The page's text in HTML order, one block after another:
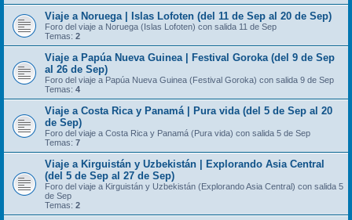
Viaje a Noruega | Islas Lofoten (del 11 de Sep al 20 de Sep)
Foro del viaje a Noruega (Islas Lofoten) con salida 11 de Sep
Temas: 2
Viaje a Papúa Nueva Guinea | Festival Goroka (del 9 de Sep
al 26 de Sep)
Foro del viaje a Papúa Nueva Guinea (Festival Goroka) con salida 9 de Sep
Temas: 4
Viaje a Costa Rica y Panamá | Pura vida (del 5 de Sep al 20
de Sep)
Foro del viaje a Costa Rica y Panamá (Pura vida) con salida 5 de Sep
Temas: 7
Viaje a Kirguistán y Uzbekistán | Explorando Asia Central
(del 5 de Sep al 27 de Sep)
Foro del viaje a Kirguistán y Uzbekistán (Explorando Asia Central) con salida 5
de Sep
Temas: 2